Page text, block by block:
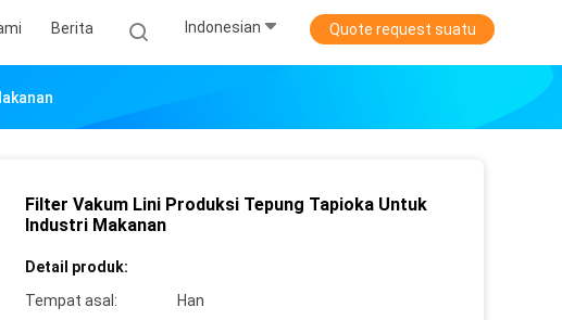
Berita Indonesian Quote request suatu
Filter Vakum Lini Produksi Tepung Tapioka Untuk
Industri Makanan
Detail produk:
Tempat asal:
Han